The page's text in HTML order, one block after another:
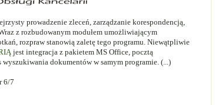
prowadzenie zleceń, zarządzanie korespondencją,
z rozbudowanym modułem umożliwiającym
rozpraw stanowią zaletę tego programu. Niewątpliwie
jest integracja z pakietem MS Office, pocztą
dokumentów w samym programie. (...)
6/7